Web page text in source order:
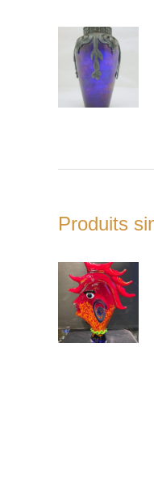
Produits